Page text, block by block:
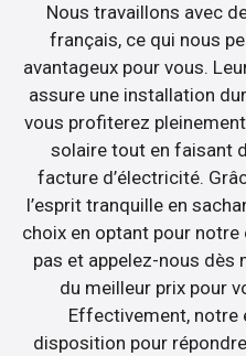
Nous travaillons avec
français, ce qui nous
avantageux pour vous.
assure une installation
vous profiterez
solaire tout en faisant
facture d’électricité.
l’esprit tranquille en
choix en optant pour notre
pas et appelez-nous dès
du meilleur prix pour
Effectivement, notre
disposition pour